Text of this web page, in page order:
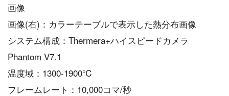
画像
画像(右)：カラーテーブルで表示した熱分布画像
システム構成：Thermera+ハイスピードカメラ
Phantom V7.1
温度域：1300-1900℃
フレームレート：10,000コマ/秒